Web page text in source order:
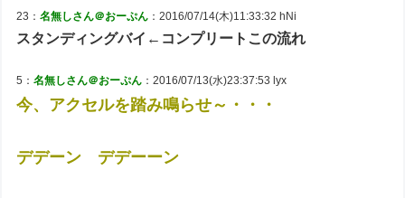
23：名無しさん＠おーぷん ：2016/07/14(木)11:33:32 hNi
スタンディングバイ←コンプリートこの流れ
5：名無しさん＠おーぷん ：2016/07/13(水)23:37:53 lyx
今、アクセルを踏み鳴らせ～・・・
デデーン デデーーン